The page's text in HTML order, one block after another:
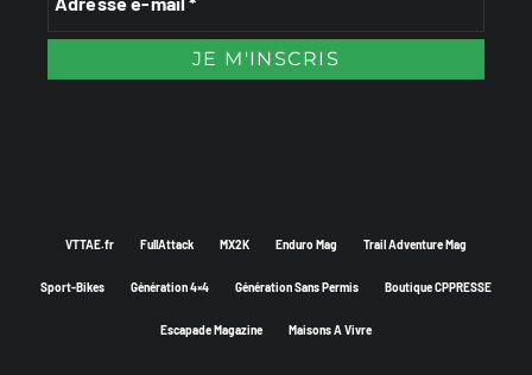
VTTAE.fr FullAttack MX2K Enduro Mag Trail Adventure Mag
Sport-Bikes Génération 4×4 Génération Sans Permis Boutique CPPRESSE
Escapade Magazine Maisons A Vivre